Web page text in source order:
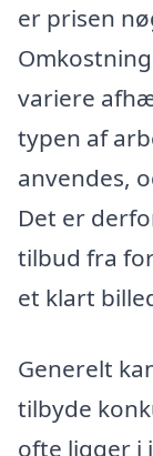
er prisen
variere
typen af
anvendes,
Det er
tilbud fra
et klart
Generelt
tilbyde
ofte ligger i